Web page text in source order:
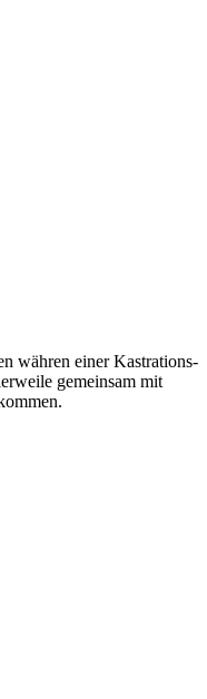
währen einer Kastrations-
gemeinsam mit